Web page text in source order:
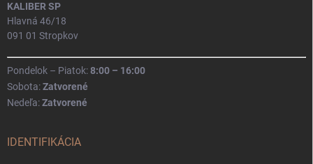
KALIBER SP
Hlavná 46/18
091 01 Stropkov
Pondelok – Piatok:8:00 – 16:00
Sobota:Zatvorené
Nedeľa:Zatvorené
IDENTIFIKÁCIA